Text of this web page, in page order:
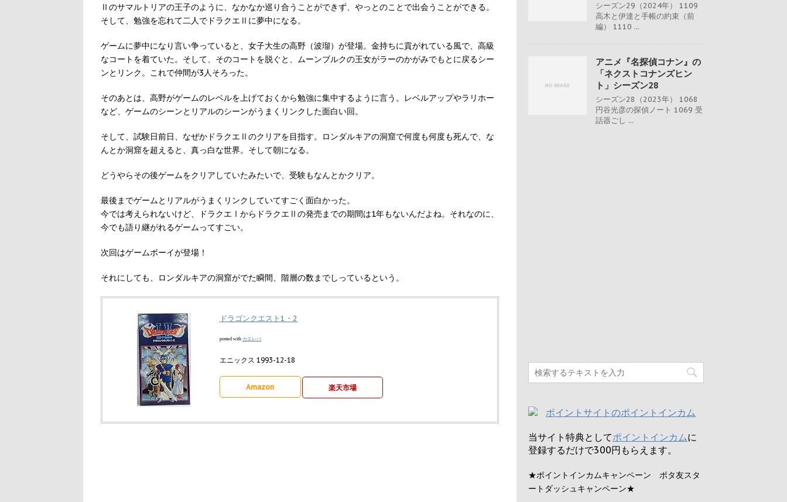
Ⅱのサマルトリアの王子のように、なかなか巡り合うことができず、やっとのことで出会うことができる。
そして、勉強を忘れて二人でドラクエⅡに夢中になる。
ゲームに夢中になり言い争っていると、女子大生の高野（波瑠）が登場。金持ちに貢がれている風で、高級
なコートを着ていた。そして、そのコートを脱ぐと、ムーンブルクの王女がラーのかがみでもとに戻るシー
ンとリンク。これで仲間が3人そろった。
そのあとは、高野がゲームのレベルを上げておくから勉強に集中するように言う。レベルアップやラリホー
など、ゲームのシーンとリアルのシーンがうまくリンクした面白い回。
そして、試験日前日、なぜかドラクエⅡのクリアを目指す。ロンダルキアの洞窟で何度も何度も死んで、な
んとか洞窟を超えると、真っ白な世界。そして朝になる。
どうやらその後ゲームをクリアしていたみたいで、受験もなんとかクリア。
最後までゲームとリアルがうまくリンクしていてすごく面白かった。
今では考えられないけど、ドラクエⅠからドラクエⅡの発売までの期間は1年もないんだよね。それなのに、
今でも語り継がれるゲームってすごい。
次回はゲームボーイが登場！
それにしても、ロンダルキアの洞窟がでた瞬間、階層の数までしっているという。
ドラゴンクエスト1・2
posted with カエレバ
エニックス 1993-12-18
Amazon 楽天市場
シーズン29（2024年） 1109
高木と伊達と手帳の約束（前
編） 1110 ...
アニメ『名探偵コナン』の
「ネクストコナンズヒン
ト」シーズン28
シーズン28（2023年） 1068
円谷光彦の探偵ノート 1069 受
話器ごし ...
当サイト特典としてポイントインカムに
登録するだけで300円 もらえます。
★ポイントインカムキャンペーン ポタ友スタ
ートダッシュキャンペーン★